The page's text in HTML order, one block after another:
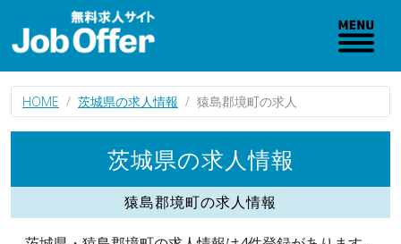
HOME 茨城県の求人情報 猿島郡境町の求人
茨城県の求人情報
猿島郡境町の求人情報